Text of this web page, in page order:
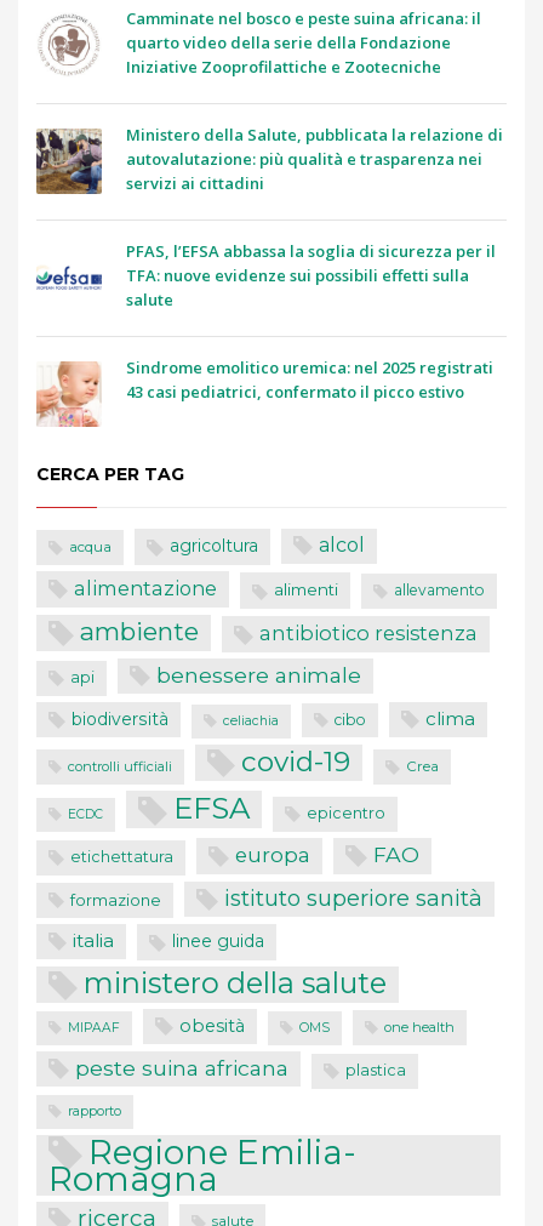
Camminate nel bosco e peste suina africana: il
quarto video della serie della Fondazione
Iniziative Zooprofilattiche e Zootecniche
Ministero della Salute, pubblicata la relazione di
autovalutazione: più qualità e trasparenza nei
servizi ai cittadini
PFAS, l’EFSA abbassa la soglia di sicurezza per il
TFA: nuove evidenze sui possibili effetti sulla
salute
Sindrome emolitico uremica: nel 2025 registrati
43 casi pediatrici, confermato il picco estivo
CERCA PER TAG
acqua agricoltura alcol
alimentazione alimenti allevamento
ambiente antibiotico resistenza
api benessere animale
biodiversità celiachia cibo clima
controlli ufficiali covid-19 Crea
ECDC EFSA epicentro
etichettatura europa FAO
formazione istituto superiore sanità
italia linee guida
ministero della salute
MIPAAF obesità OMS one health
peste suina africana plastica
rapporto
Regione Emilia-
Romagna
ricerca salute